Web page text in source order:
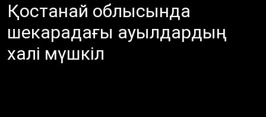
Қостанай облысында
шекарадағы ауылдардың
халі мүшкіл